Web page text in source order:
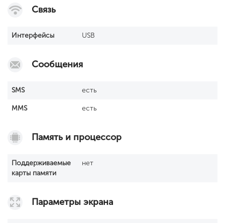
Связь
Интерфейсы USB
Сообщения
SМS есть
MMS есть
Память и процессор
Поддерживаемые
карты памяти
нет
Параметры экрана